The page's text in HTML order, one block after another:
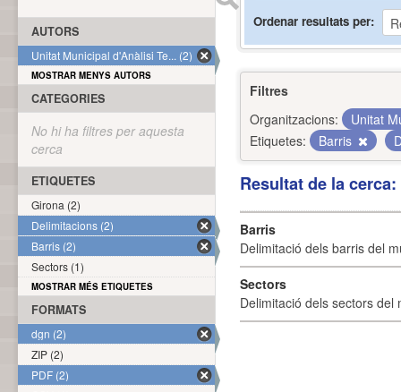
Ordenar resultats per
Filtres
Organitzacions:
Unitat
Etiquetes:
Barris
Resultat de la
Barris
Delimitació dels barris del
Sectors
Delimitació dels sectors del
AUTORS
Unitat Municipal d'Anàlisi Te... (2)
MOSTRAR MENYS AUTORS
CATEGORIES
No hi ha filtres per aquesta
cerca
ETIQUETES
Girona (2)
Delimitacions (2)
Barris (2)
Sectors (1)
MOSTRAR MÉS ETIQUETES
FORMATS
dgn (2)
ZIP (2)
PDF (2)